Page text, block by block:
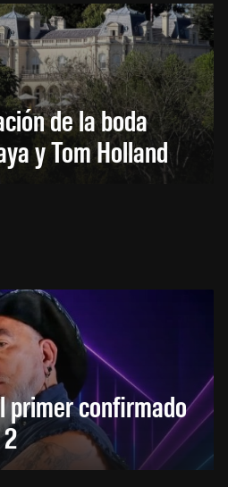
de la boda
y Tom Holland
primer confirmado